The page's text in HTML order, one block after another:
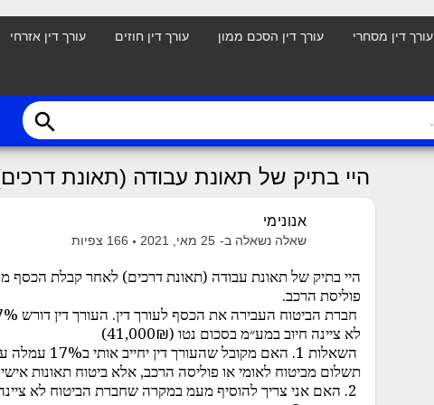
עורך דין מסחרי עורך דין הסכם ממון עורך דין חוזים עורך דין אזרחי
search
היי בתיק של תאונת עבודה (תאונת
אנונימי
שאלה נשאלה ב- 25 מאי, 2021 166 צפיות
היי בתיק של תאונת עבודה (תאונת דרכים) לאחר קבלת הכסף
פוליסת הרכב.
לא ציינה חיוב במע״מ בסכום נטו (41,000₪)
השאלות 1. האם
תשלום מביטוח לאומי או פוליסה הרכב, אלא ביטוח תאונות
2. האם אני צריך להוסיף מעמ במקרה שחברת הביטוח לא